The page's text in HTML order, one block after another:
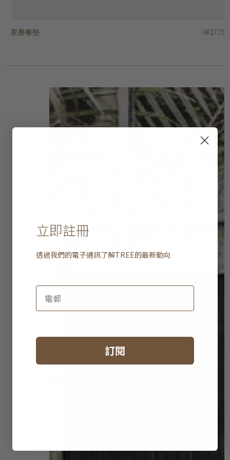
星塵餐墊 HK$175
葉形餐墊 HK$145
藤蔓餐墊 HK$175
Hong Kong design 城市情懷印花茶巾 HK$188
Hong Kong design 城市情懷印花水杯禮品套裝 HK$280
經典洗碗巾 - 一套四條 HK$275
奢華洗碗巾 - 一套三條 HK$295
當代洗碗巾 - 一套四條 HK$245
復古戈登茶巾 HK$75
凹槽花紋水杯 HK$95
立即註冊
透過我們的電子通訊了解TREE的最新動向
訂閱